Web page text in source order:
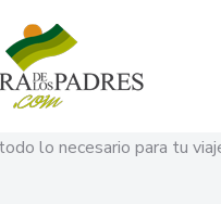
lo necesario para tu